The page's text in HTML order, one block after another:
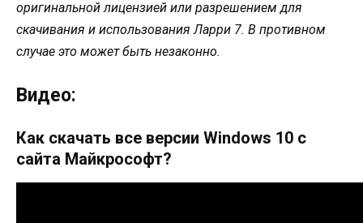
оригинальной лицензией или разрешением для
скачивания и использования Ларри 7. В противном
случае это может быть незаконно.
Видео:
Как скачать все версии Windows 10 с
сайта Майкрософт?